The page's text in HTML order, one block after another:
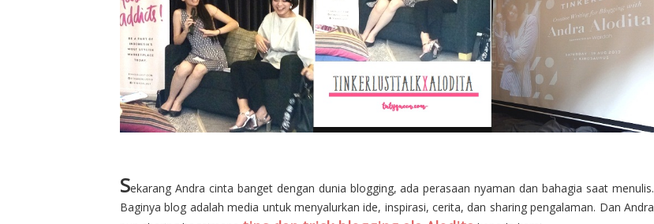
Sekarang Andra cinta banget dengan dunia blogging, ada perasaan nyaman dan bahagia saat menulis.
Baginya blog adalah media untuk menyalurkan ide, inspirasi, cerita, dan sharing pengalaman. Dan Andra